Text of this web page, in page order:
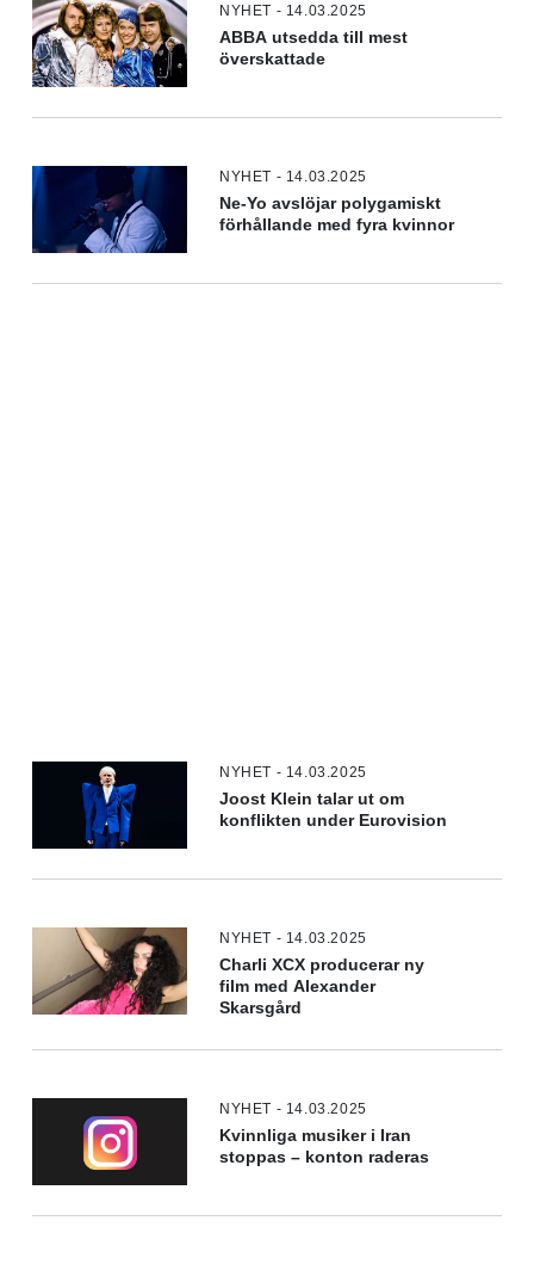
NYHET - 14.03.2025
ABBA utsedda till mest
överskattade
NYHET - 14.03.2025
Ne-Yo avslöjar polygamiskt
förhållande med fyra kvinnor
NYHET - 14.03.2025
Joost Klein talar ut om
konflikten under Eurovision
NYHET - 14.03.2025
Charli XCX producerar ny
film med Alexander
Skarsgård
NYHET - 14.03.2025
Kvinnliga musiker i Iran
stoppas – konton raderas